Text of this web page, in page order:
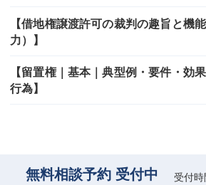
【借地権譲渡許可の裁判の趣旨と機
力）】
【留置権｜基本｜典型例・要件・効
行為】
無料相談予約 受付中 受付